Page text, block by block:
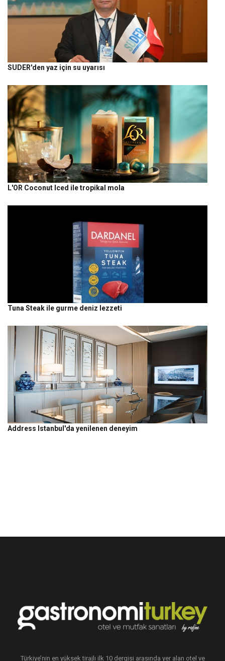
SUDER'den yaz için su uyarısı
L'OR Coconut Iced ile tropikal mola
Tuna Steak ile gurme deniz lezzeti
Address Istanbul'da yenilenen deneyim
Türkiye’nin en yüksek tirajlı ilk 10 dergisi arasında yer alan otel ve